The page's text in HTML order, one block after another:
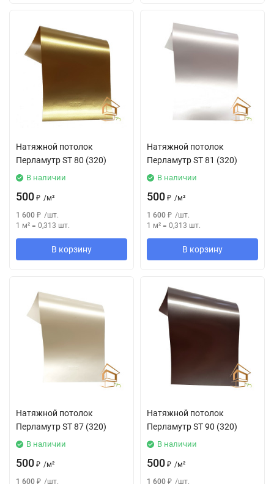
Натяжной потолок
Перламутр SТ 80 (320)
В наличии
500 ₽ /м²
1 600 ₽ /шт.
1 м² = 0,313 шт.
В корзину
Натяжной потолок
Перламутр SТ 81 (320)
В наличии
500 ₽ /м²
1 600 ₽ /шт.
1 м² = 0,313 шт.
В корзину
Натяжной потолок
Перламутр SТ 87 (320)
В наличии
500 ₽ /м²
1 600 ₽ /шт.
Натяжной потолок
Перламутр SТ 90 (320)
В наличии
500 ₽ /м²
1 600 ₽ /шт.